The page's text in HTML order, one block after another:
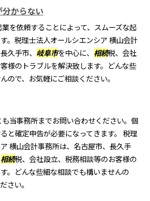
からない
を依頼することによって、スムーズな起
。税理士法人オールシエンシア 横山会計
久手市、 岐阜市を中心に、 相続税、会社
様のトラブルを解決致します。どんな些
ので、お気軽にご相談ください。
当事務所までお問い合わせください。個
と確定申告が必要になってきます。 税理
横山会計事務所は、名古屋市、長久手
相続税、会社設立、税務相談等のお客様の
。どんな些細な相談でも構いませんの
さい。